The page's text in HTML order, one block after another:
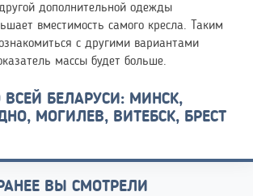
дополнительной одежды
вместимость самого кресла. Таким
с другими вариантами
массы будет больше.
ВСЕЙ БЕЛАРУСИ: МИНСК,
МОГИЛЕВ, ВИТЕБСК, БРЕСТ
ВЫ СМОТРЕЛИ